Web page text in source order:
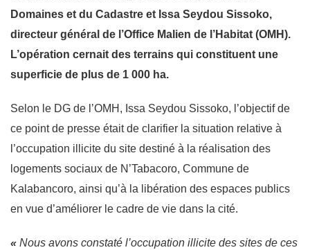
Domaines et du Cadastre et Issa Seydou Sissoko,
directeur général de l’Office Malien de l’Habitat (OMH).
L’opération cernait des terrains qui constituent une
superficie de plus de 1 000 ha.
Selon le DG de l’OMH, Issa Seydou Sissoko, l’objectif de
ce point de presse était de clarifier la situation relative à
l’occupation illicite du site destiné à la réalisation des
logements sociaux de N’Tabacoro, Commune de
Kalabancoro, ainsi qu’à la libération des espaces publics
en vue d’améliorer le cadre de vie dans la cité.
« Nous avons constaté l’occupation illicite des sites de ces